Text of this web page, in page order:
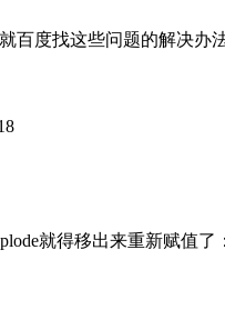
百度找这些问题的解决办
就得移出来重新赋值了：